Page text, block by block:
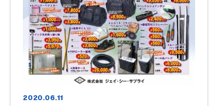
2020.06.11